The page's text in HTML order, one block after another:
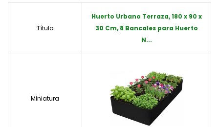
Título
Huerto Urbano Terraza, 180 x 90 x
30 Cm, 8 Bancales para Huerto
N...
Miniatura